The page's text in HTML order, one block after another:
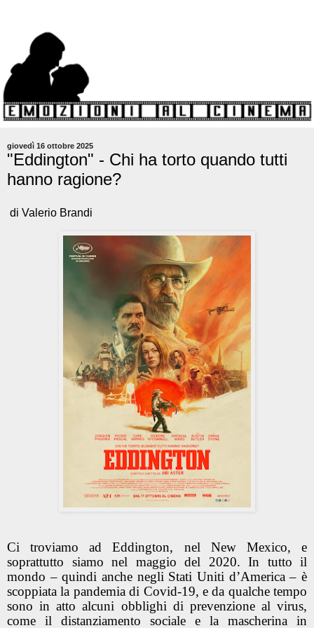
giovedì 16 ottobre 2025
"Eddington" - Chi ha torto quando tutti
hanno ragione?
di Valerio Brandi
Ci troviamo ad Eddington, nel New Mexico, e
soprattutto siamo nel maggio del 2020. In tutto il
mondo – quindi anche negli Stati Uniti d’America – è
scoppiata la pandemia di Covid-19, e da qualche tempo
sono in atto alcuni obblighi di prevenzione al virus,
come il distanziamento sociale e la mascherina in